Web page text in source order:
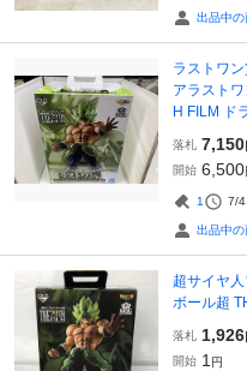
出品中の
ラストワ
アラスト
H FILM ド
落札 7,150
開始 6,500
1 7/
出品中の
超サイヤ
ボール超
落札 1,926
開始 1 円